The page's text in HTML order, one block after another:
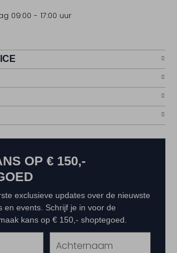
09:00 - 17:00 uur
OP € 150,-
exclusieve updates over de nieuwste
en events. Schrijf je in voor de
kans op € 150,- shoptegoed.